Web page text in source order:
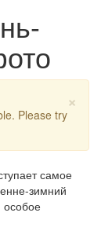
×
Please try
самое
зимний
особое